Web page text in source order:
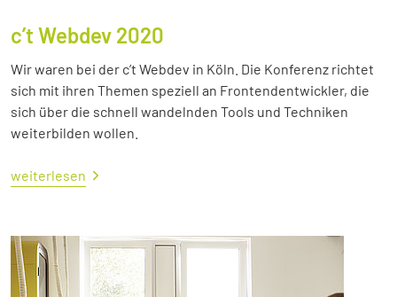
c’t Webdev 2020
Wir waren bei der c’t Webdev in Köln. Die Konferenz richtet
sich mit ihren Themen speziell an Frontendentwickler, die
sich über die schnell wandelnden Tools und Techniken
weiterbilden wollen.
weiterlesen